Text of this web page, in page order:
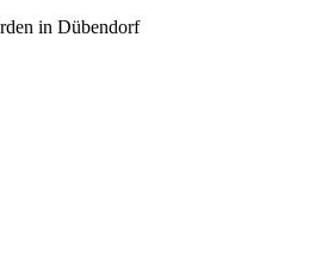
in Dübendorf